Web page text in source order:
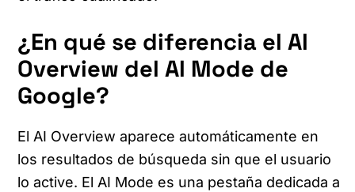
¿En qué se diferencia el AI
Overview del AI Mode de
Google?
El AI Overview aparece automáticamente en
los resultados de búsqueda sin que el usuario
lo active. El AI Mode es una pestaña dedicada a